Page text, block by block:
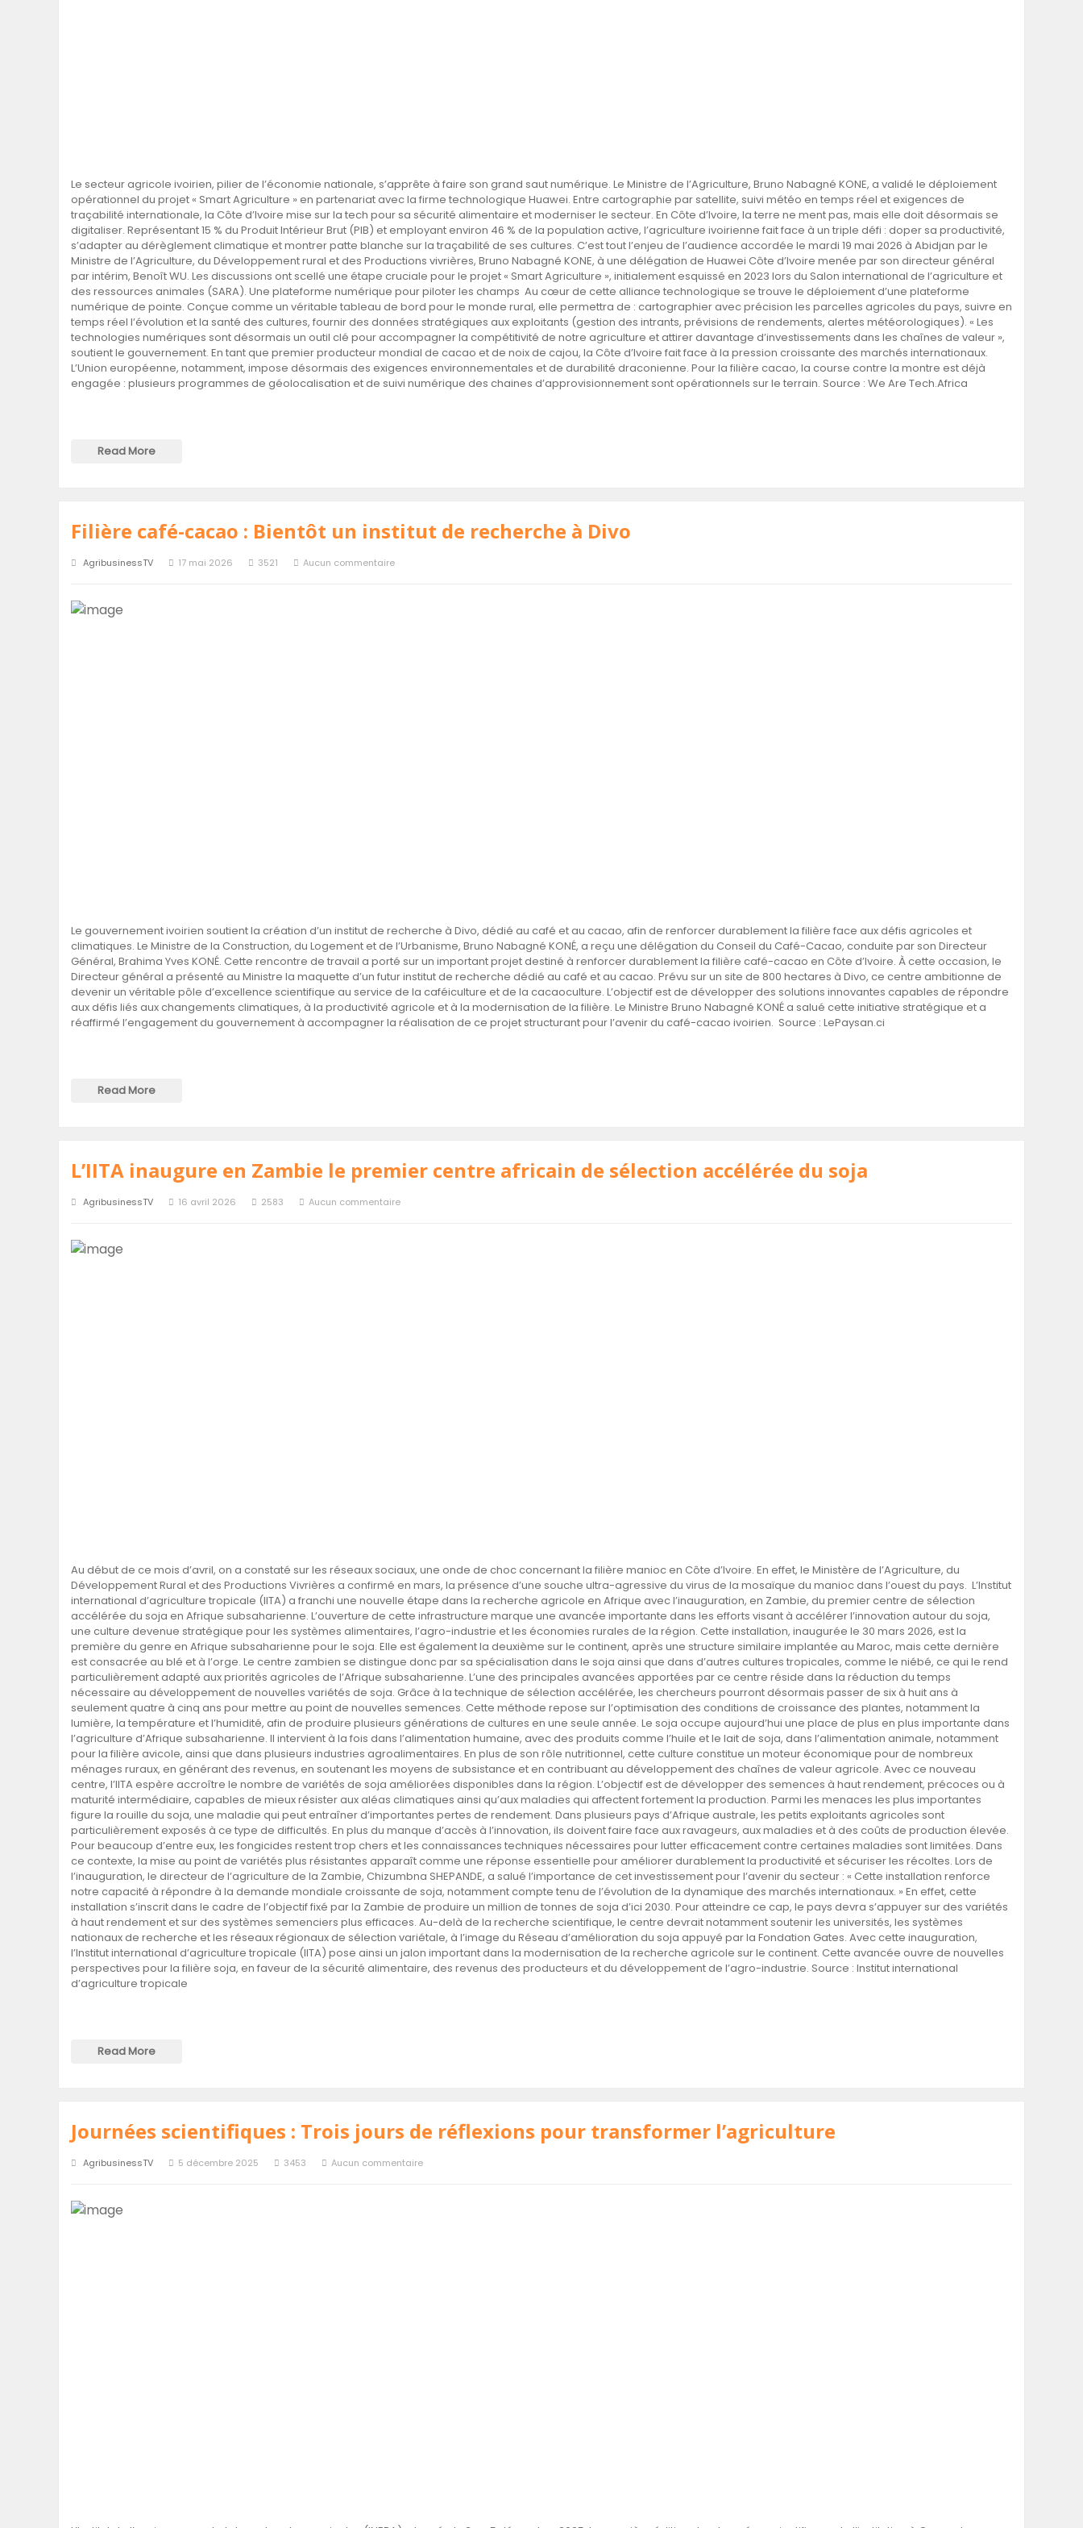
Le secteur agricole ivoirien, pilier de l’économie nationale, s’apprête à faire son grand saut numérique. Le Ministre de l’Agriculture, Bruno Nabagné KONE, a validé le déploiement
opérationnel du projet « Smart Agriculture » en partenariat avec la firme technologique Huawei. Entre cartographie par satellite, suivi météo en temps réel et exigences de
traçabilité internationale, la Côte d’Ivoire mise sur la tech pour sa sécurité alimentaire et moderniser le secteur. En Côte d’Ivoire, la terre ne ment pas, mais elle doit désormais se
digitaliser. Représentant 15 % du Produit Intérieur Brut (PIB) et employant environ 46 % de la population active, l’agriculture ivoirienne fait face à un triple défi : doper sa productivité,
s’adapter au dérèglement climatique et montrer patte blanche sur la traçabilité de ses cultures. C’est tout l’enjeu de l’audience accordée le mardi 19 mai 2026 à Abidjan par le
Ministre de l’Agriculture, du Développement rural et des Productions vivrières, Bruno Nabagné KONE, à une délégation de Huawei Côte d’Ivoire menée par son directeur général
par intérim, Benoît WU. Les discussions ont scellé une étape cruciale pour le projet « Smart Agriculture », initialement esquissé en 2023 lors du Salon international de l’agriculture et
des ressources animales (SARA). Une plateforme numérique pour piloter les champs Au cœur de cette alliance technologique se trouve le déploiement d’une plateforme
numérique de pointe. Conçue comme un véritable tableau de bord pour le monde rural, elle permettra de : cartographier avec précision les parcelles agricoles du pays, suivre en
temps réel l’évolution et la santé des cultures, fournir des données stratégiques aux exploitants (gestion des intrants, prévisions de rendements, alertes météorologiques). « Les
technologies numériques sont désormais un outil clé pour accompagner la compétitivité de notre agriculture et attirer davantage d’investissements dans les chaînes de valeur »,
soutient le gouvernement. En tant que premier producteur mondial de cacao et de noix de cajou, la Côte d’Ivoire fait face à la pression croissante des marchés internationaux.
L’Union européenne, notamment, impose désormais des exigences environnementales et de durabilité draconienne. Pour la filière cacao, la course contre la montre est déjà
engagée : plusieurs programmes de géolocalisation et de suivi numérique des chaines d’approvisionnement sont opérationnels sur le terrain. Source : We Are Tech.Africa
Read More
Filière café-cacao : Bientôt un institut de recherche à Divo
AgribusinessTV 17 mai 2026 3521 Aucun commentaire
Le gouvernement ivoirien soutient la création d’un institut de recherche à Divo, dédié au café et au cacao, afin de renforcer durablement la filière face aux défis agricoles et
climatiques. Le Ministre de la Construction, du Logement et de l’Urbanisme, Bruno Nabagné KONÉ, a reçu une délégation du Conseil du Café-Cacao, conduite par son Directeur
Général, Brahima Yves KONÉ. Cette rencontre de travail a porté sur un important projet destiné à renforcer durablement la filière café-cacao en Côte d’Ivoire. À cette occasion, le
Directeur général a présenté au Ministre la maquette d’un futur institut de recherche dédié au café et au cacao. Prévu sur un site de 800 hectares à Divo, ce centre ambitionne de
devenir un véritable pôle d’excellence scientifique au service de la caféiculture et de la cacaoculture. L’objectif est de développer des solutions innovantes capables de répondre
aux défis liés aux changements climatiques, à la productivité agricole et à la modernisation de la filière. Le Ministre Bruno Nabagné KONÉ a salué cette initiative stratégique et a
réaffirmé l’engagement du gouvernement à accompagner la réalisation de ce projet structurant pour l’avenir du café-cacao ivoirien. Source : LePaysan.ci
Read More
L’IITA inaugure en Zambie le premier centre africain de sélection accélérée du soja
AgribusinessTV 16 avril 2026 2583 Aucun commentaire
Au début de ce mois d’avril, on a constaté sur les réseaux sociaux, une onde de choc concernant la filière manioc en Côte d’Ivoire. En effet, le Ministère de l’Agriculture, du
Développement Rural et des Productions Vivrières a confirmé en mars, la présence d’une souche ultra-agressive du virus de la mosaïque du manioc dans l’ouest du pays. L’Institut
international d’agriculture tropicale (IITA) a franchi une nouvelle étape dans la recherche agricole en Afrique avec l’inauguration, en Zambie, du premier centre de sélection
accélérée du soja en Afrique subsaharienne. L’ouverture de cette infrastructure marque une avancée importante dans les efforts visant à accélérer l’innovation autour du soja,
une culture devenue stratégique pour les systèmes alimentaires, l’agro-industrie et les économies rurales de la région. Cette installation, inaugurée le 30 mars 2026, est la
première du genre en Afrique subsaharienne pour le soja. Elle est également la deuxième sur le continent, après une structure similaire implantée au Maroc, mais cette dernière
est consacrée au blé et à l’orge. Le centre zambien se distingue donc par sa spécialisation dans le soja ainsi que dans d’autres cultures tropicales, comme le niébé, ce qui le rend
particulièrement adapté aux priorités agricoles de l’Afrique subsaharienne. L’une des principales avancées apportées par ce centre réside dans la réduction du temps
nécessaire au développement de nouvelles variétés de soja. Grâce à la technique de sélection accélérée, les chercheurs pourront désormais passer de six à huit ans à
seulement quatre à cinq ans pour mettre au point de nouvelles semences. Cette méthode repose sur l’optimisation des conditions de croissance des plantes, notamment la
lumière, la température et l’humidité, afin de produire plusieurs générations de cultures en une seule année. Le soja occupe aujourd’hui une place de plus en plus importante dans
l’agriculture d’Afrique subsaharienne. Il intervient à la fois dans l’alimentation humaine, avec des produits comme l’huile et le lait de soja, dans l’alimentation animale, notamment
pour la filière avicole, ainsi que dans plusieurs industries agroalimentaires. En plus de son rôle nutritionnel, cette culture constitue un moteur économique pour de nombreux
ménages ruraux, en générant des revenus, en soutenant les moyens de subsistance et en contribuant au développement des chaînes de valeur agricole. Avec ce nouveau
centre, l’IITA espère accroître le nombre de variétés de soja améliorées disponibles dans la région. L’objectif est de développer des semences à haut rendement, précoces ou à
maturité intermédiaire, capables de mieux résister aux aléas climatiques ainsi qu’aux maladies qui affectent fortement la production. Parmi les menaces les plus importantes
figure la rouille du soja, une maladie qui peut entraîner d’importantes pertes de rendement. Dans plusieurs pays d’Afrique australe, les petits exploitants agricoles sont
particulièrement exposés à ce type de difficultés. En plus du manque d’accès à l’innovation, ils doivent faire face aux ravageurs, aux maladies et à des coûts de production élevée.
Pour beaucoup d’entre eux, les fongicides restent trop chers et les connaissances techniques nécessaires pour lutter efficacement contre certaines maladies sont limitées. Dans
ce contexte, la mise au point de variétés plus résistantes apparaît comme une réponse essentielle pour améliorer durablement la productivité et sécuriser les récoltes. Lors de
l’inauguration, le directeur de l’agriculture de la Zambie, Chizumbna SHEPANDE, a salué l’importance de cet investissement pour l’avenir du secteur : « Cette installation renforce
notre capacité à répondre à la demande mondiale croissante de soja, notamment compte tenu de l’évolution de la dynamique des marchés internationaux. » En effet, cette
installation s’inscrit dans le cadre de l’objectif fixé par la Zambie de produire un million de tonnes de soja d’ici 2030. Pour atteindre ce cap, le pays devra s’appuyer sur des variétés
à haut rendement et sur des systèmes semenciers plus efficaces. Au-delà de la recherche scientifique, le centre devrait notamment soutenir les universités, les systèmes
nationaux de recherche et les réseaux régionaux de sélection variétale, à l’image du Réseau d’amélioration du soja appuyé par la Fondation Gates. Avec cette inauguration,
l’Institut international d’agriculture tropicale (IITA) pose ainsi un jalon important dans la modernisation de la recherche agricole sur le continent. Cette avancée ouvre de nouvelles
perspectives pour la filière soja, en faveur de la sécurité alimentaire, des revenus des producteurs et du développement de l’agro-industrie. Source : Institut international
d’agriculture tropicale
Read More
Journées scientifiques : Trois jours de réflexions pour transformer l’agriculture
AgribusinessTV 5 décembre 2025 3453 Aucun commentaire